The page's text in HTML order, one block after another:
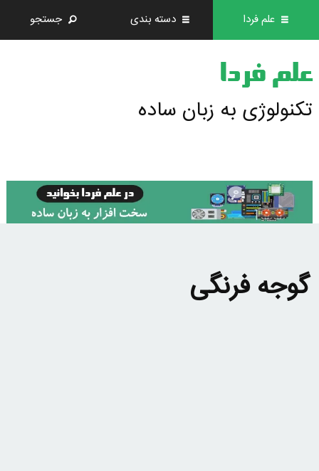
علم فردا دسته بندی جستجو
علم فردا
تکنولوژی به زبان ساده
گوجه فرنگی